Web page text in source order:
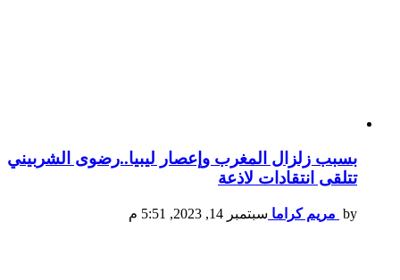
بسبب زلزال المغرب وإعصار ليبيا..رضوى الشربيني
تتلقى انتقادات لاذعة
by مريم كراما سبتمبر 14, 2023, 5:51 م